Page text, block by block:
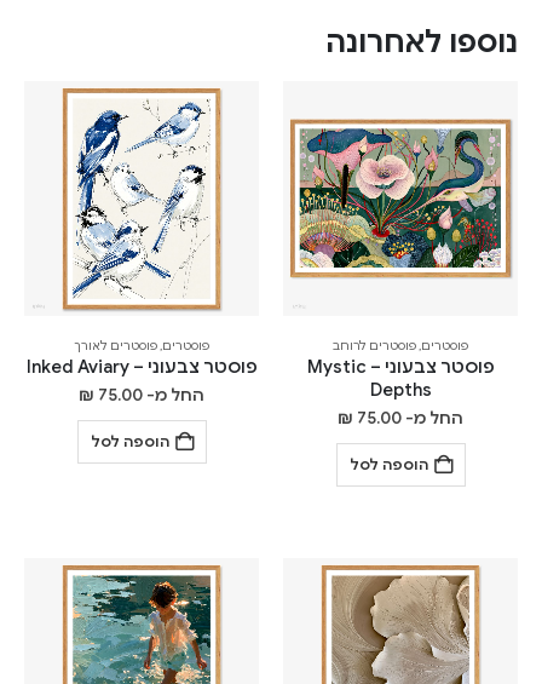
נוספו לאחרונה
פוסטרים,פוסטרים לרוחב
פוסטר צבעוני – Mystic
Depths
החל מ- ₪ 75.00
הוספה לסל
פוסטרים,פוסטרים לאורך
פוסטר צבעוני – Inked Aviary
החל מ- ₪ 75.00
הוספה לסל